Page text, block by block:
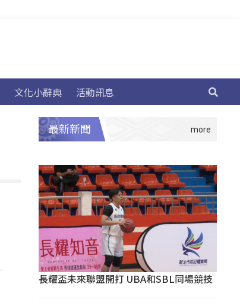
文化小辭典 活動訊息
最新新聞
長耀盃未來聯盟開打 UBA和SBL同場競技